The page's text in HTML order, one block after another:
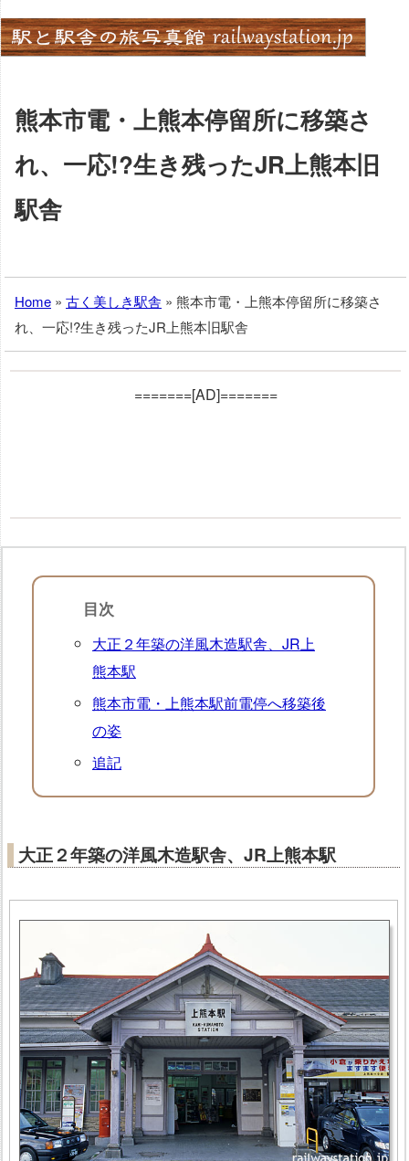
Skip
to
content
熊本市電・上熊本停留所に移築さ
れ、一応!?生き残ったJR上熊本旧
駅舎
Home » 古く美しき駅舎 » 熊本市電・上熊本停留所に移築さ
れ、一応!?生き残ったJR上熊本旧駅舎
=======[AD]=======
目次
大正２年築の洋風木造駅舎、JR上
熊本駅
熊本市電・上熊本駅前電停へ移築後
の姿
追記
大正２年築の洋風木造駅舎、JR上熊本駅